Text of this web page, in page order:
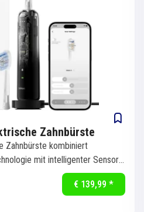
Zahnbürste
Zahnbürste kombiniert
mit intelligenter Sensorik
€ 139,99 *